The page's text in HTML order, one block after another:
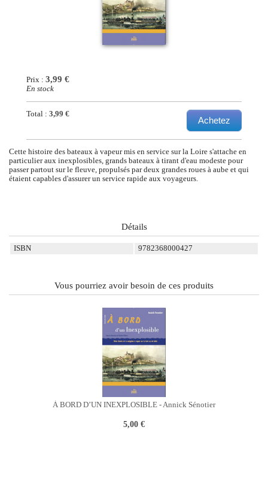
Prix :3,99 €
En stock
Achetez
Total :3,99 €
Cette histoire des bateaux à vapeur mis en service sur la Loire s'attache en
particulier aux inexplosibles, grands bateaux à tirant d'eau modeste pour
passer partout sur le fleuve, propulsés par deux grandes roues à aube et qui
étaient capables d'assurer un service rapide aux voyageurs.
Détails
ISBN 9782368000427
Vous pourriez avoir besoin de ces produits
À BORD D’UN INEXPLOSIBLE - Annick Sénotier
5,00 €